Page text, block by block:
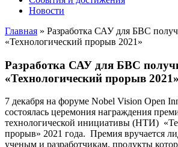
Новости
Главная » Разработка САУ для БВС
«Технологический прорыв 2021»
Разработка САУ для БВС
«Технологический прорыв 2021»
7 декабря на форуме Nobel Vision Open
состоялась церемония награждения
технологической инициативы (НТИ)
прорыв» 2021 года. Премия вручается
ученым и разработчикам, продукты